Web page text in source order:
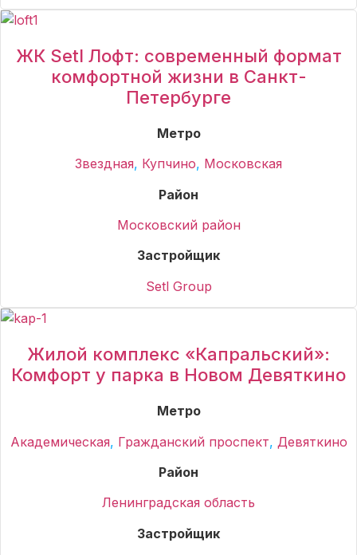
ЖК Setl Лофт: современный формат
комфортной жизни в Санкт-
Петербурге
Метро
Звездная, Купчино, Московская
Район
Московский район
Застройщик
Setl Group
Жилой комплекс «Капральский»:
Комфорт у парка в Новом Девяткино
Метро
Академическая, Гражданский проспект, Девяткино
Район
Ленинградская область
Застройщик